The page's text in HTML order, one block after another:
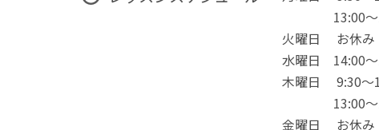
13:00～
火曜日 お休み
水曜日 14:00
木曜日 9:30～
13:00～
金曜日 お休み